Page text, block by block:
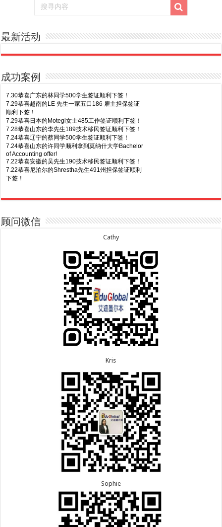
最新活动
成功案例
Business offer！
8.6恭喜江苏的谢先生600旅游签证顺利下签，三年多
8.5恭喜江苏的杨女士190技术移民签证顺利下签！
8.3恭喜黑龙江的刘女士864父母签证顺利下签！
8.3恭喜天津的陈同学和妈妈590+500学生签证顺利
7.30恭喜广东的林同学500学生签证顺利下签！
7.29恭喜越南的LE 先生一家五口186 雇主担保签证
顺利下签！
7.29恭喜日本的Motegi女士485工作签证顺利下签！
7.28恭喜山东的李先生189技术移民签证顺利下签！
7.24恭喜辽宁的蔡同学500学生签证顺利下签！
7.24恭喜山东的许同学顺利拿到莫纳什大学Bachelor
of Accounting offer!
7.22恭喜安徽的吴先生190技术移民签证顺利下签！
7.22恭喜尼泊尔的Shrestha先生491州担保签证顺利
下签！
签！
7.15恭喜江苏的曹同学500学生签证顺利下签！
7.13恭喜广东的邓同学500学生签证顺利下签！
7.9恭喜广东的喻同学500学生签证顺利下签！
7.8恭喜黑龙江的刘女士600旅游签证顺利下签，三年
7.7恭喜北京的王先生和孩子600旅游签证顺利下签，
顾问微信
Cathy
Kris
Sophie